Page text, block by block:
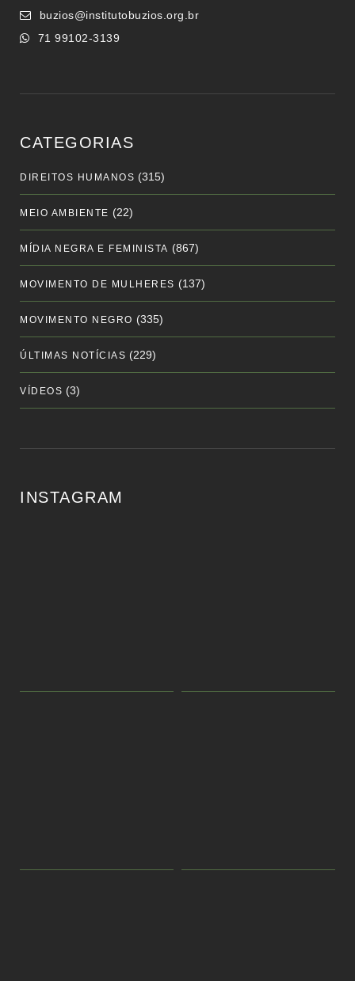
buzios@institutobuzios.org.br
71 99102-3139
CATEGORIAS
DIREITOS HUMANOS (315)
MEIO AMBIENTE (22)
MÍDIA NEGRA E FEMINISTA (867)
MOVIMENTO DE MULHERES (137)
MOVIMENTO NEGRO (335)
ÚLTIMAS NOTÍCIAS (229)
VÍDEOS (3)
INSTAGRAM